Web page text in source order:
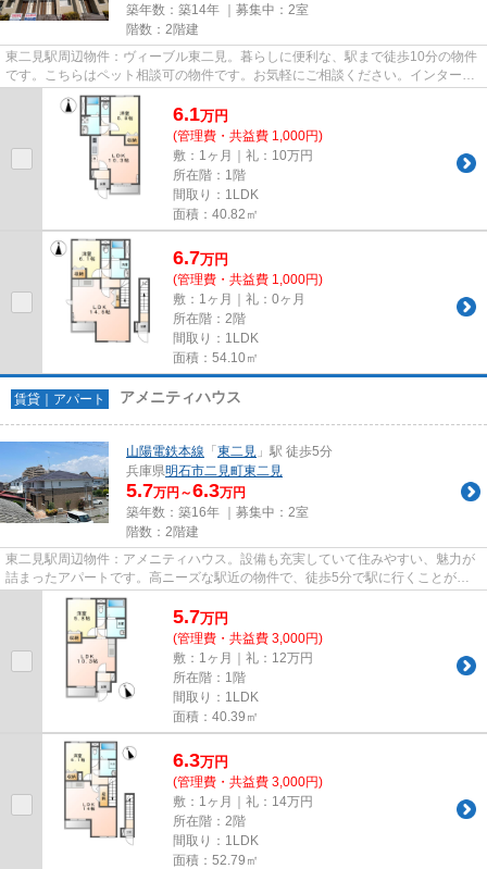
築年数：築14年 ｜募集中： 2室
階数：2階建
東二見駅周辺物件：ヴィーブル東二見。暮らしに便利な、駅まで徒歩10分の物件
です。こちらはペット相談可の物件です。お気軽にご相談ください。インターネ
ット有り物件なので、ネット...
6.1万円
(管理費・共益費 1,000円)
敷：1ヶ月｜礼：10万円
所在階：1階
間取り：1LDK
面積：40.82㎡
6.7万円
(管理費・共益費 1,000円)
敷：1ヶ月｜礼：0ヶ月
所在階：2階
間取り：1LDK
面積：54.10㎡
賃貸｜アパート アメニティハウス
山陽電鉄本線 「 東二見 」駅 徒歩5分
兵庫県明石市二見町東二見
5.7万円～6.3万円
築年数：築16年 ｜募集中： 2室
階数：2階建
東二見駅周辺物件：アメニティハウス。設備も充実していて住みやすい、魅力が
詰まったアパートです。高ニーズな駅近の物件で、徒歩5分で駅に行くことがで
きます。ベストハウジングがご...
5.7万円
(管理費・共益費 3,000円)
敷：1ヶ月｜礼：12万円
所在階：1階
間取り：1LDK
面積：40.39㎡
6.3万円
(管理費・共益費 3,000円)
敷：1ヶ月｜礼：14万円
所在階：2階
間取り：1LDK
面積：52.79㎡